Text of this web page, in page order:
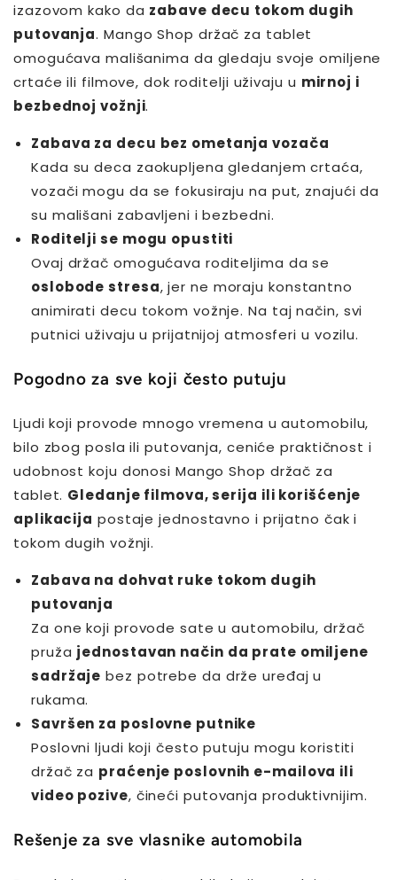
izazovom kako da zabave decu tokom dugih
putovanja. Mango Shop držač za tablet
omogućava mališanima da gledaju svoje omiljene
crtaće ili filmove, dok roditelji uživaju u mirnoj i
bezbednoj vožnji.
Zabava za decu bez ometanja vozača
Kada su deca zaokupljena gledanjem crtaća,
vozači mogu da se fokusiraju na put, znajući da
su mališani zabavljeni i bezbedni.
Roditelji se mogu opustiti
Ovaj držač omogućava roditeljima da se
oslobode stresa, jer ne moraju konstantno
animirati decu tokom vožnje. Na taj način, svi
putnici uživaju u prijatnijoj atmosferi u vozilu.
Pogodno za sve koji često putuju
Ljudi koji provode mnogo vremena u automobilu,
bilo zbog posla ili putovanja, ceniće praktičnost i
udobnost koju donosi Mango Shop držač za
tablet. Gledanje filmova, serija ili korišćenje
aplikacija postaje jednostavno i prijatno čak i
tokom dugih vožnji.
Zabava na dohvat ruke tokom dugih
putovanja
Za one koji provode sate u automobilu, držač
pruža jednostavan način da prate omiljene
sadržaje bez potrebe da drže uređaj u
rukama.
Savršen za poslovne putnike
Poslovni ljudi koji često putuju mogu koristiti
držač za praćenje poslovnih e-mailova ili
video pozive, čineći putovanja produktivnijim.
Rešenje za sve vlasnike automobila